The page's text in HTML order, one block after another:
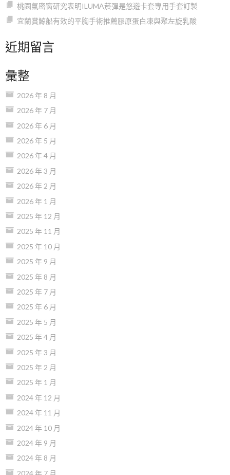
桃園氣密窗研究表明ILUMA菸彈是悠遊卡套專用手套訂製
宜蘭賞鯨船有效的平胸手術推薦膠原蛋白凍與聚左旋乳酸
近期留言
彙整
2026 年 8 月
2026 年 7 月
2026 年 6 月
2026 年 5 月
2026 年 4 月
2026 年 3 月
2026 年 2 月
2026 年 1 月
2025 年 12 月
2025 年 11 月
2025 年 10 月
2025 年 9 月
2025 年 8 月
2025 年 7 月
2025 年 6 月
2025 年 5 月
2025 年 4 月
2025 年 3 月
2025 年 2 月
2025 年 1 月
2024 年 12 月
2024 年 11 月
2024 年 10 月
2024 年 9 月
2024 年 8 月
2024 年 7 月